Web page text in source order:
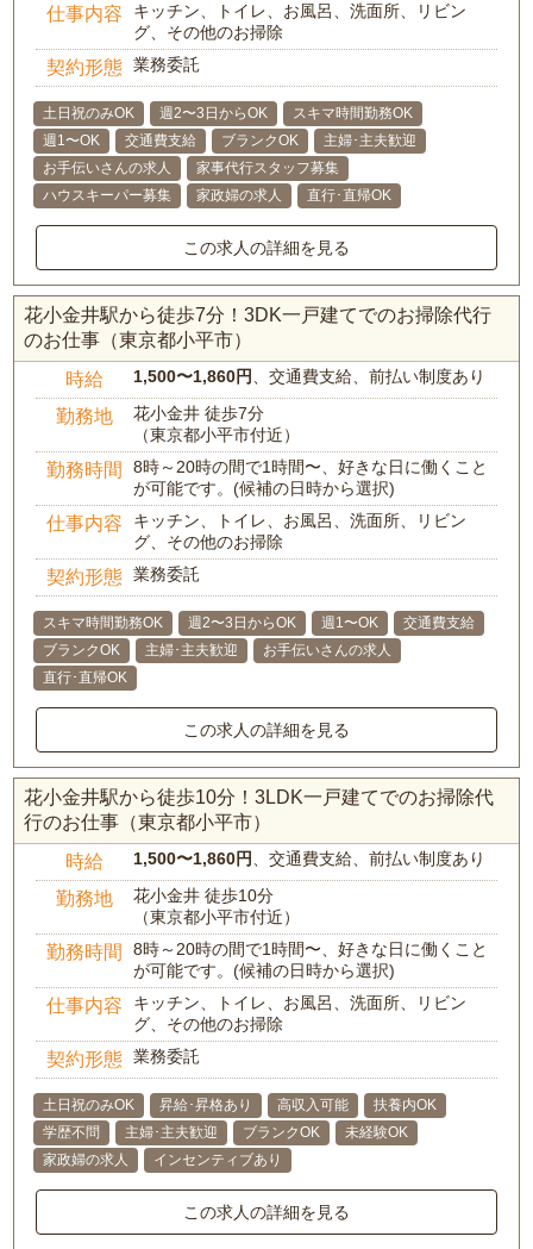
仕事内容
キッチン、トイレ、お風呂、洗面所、リビン
グ、その他のお掃除
契約形態 業務委託
土日祝のみOK 週2〜3日からOK
スキマ時間勤務OK
週1〜OK
交通費支給 ブランクOK
主婦･主夫歓迎
お手伝いさんの求人
家事代行スタッフ募集
ハウスキーパー募集
家政婦の求人 直行･直帰OK
この求人の詳細を見る
花小金井駅から徒歩7分！3DK一戸建てでのお掃除代行
のお仕事（東京都小平市）
時給 1,500〜1,860円 、交通費支給、前払い制度あり
勤務地
花小金井 徒歩7分
（東京都小平市付近）
勤務時間
8時～20時の間で1時間〜、好きな日に働くこと
が可能です。(候補の日時から選択)
仕事内容
キッチン、トイレ、お風呂、洗面所、リビン
グ、その他のお掃除
契約形態 業務委託
スキマ時間勤務OK 週2〜3日からOK 週1〜OK
交通費支給
ブランクOK
主婦･主夫歓迎
お手伝いさんの求人
直行･直帰OK
この求人の詳細を見る
花小金井駅から徒歩10分！3LDK一戸建てでのお掃除代
行のお仕事（東京都小平市）
時給 1,500〜1,860円 、交通費支給、前払い制度あり
勤務地
花小金井 徒歩10分
（東京都小平市付近）
勤務時間
8時～20時の間で1時間〜、好きな日に働くこと
が可能です。(候補の日時から選択)
仕事内容
キッチン、トイレ、お風呂、洗面所、リビン
グ、その他のお掃除
契約形態 業務委託
土日祝のみOK 昇給･昇格あり 高収入可能
扶養内OK
学歴不問
主婦･主夫歓迎 ブランクOK
未経験OK
家政婦の求人
インセンティブあり
この求人の詳細を見る